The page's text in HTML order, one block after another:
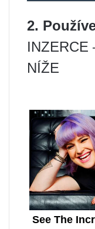
2.
INZERCE
NÍŽE